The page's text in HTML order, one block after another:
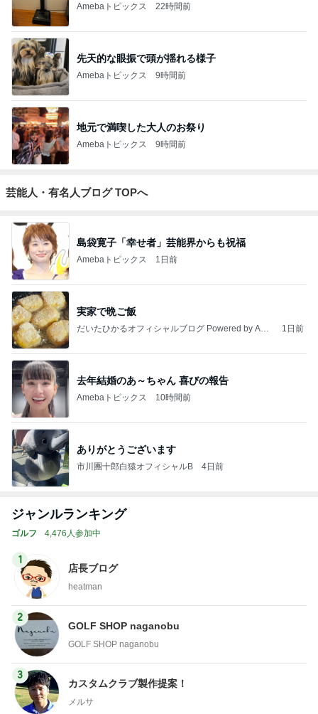
Amebaトピックス 22時間前
先天的な眼振で頭が揺れる様子
Amebaトピックス 9時間前
地元で満喫した大人のお祭り
Amebaトピックス 9時間前
芸能人・有名人ブログ TOPへ
島袋寛子「幸せ者」芸能界からも祝福
Amebaトピックス 1日前
実家で晩ご飯
だいたひかるオフィシャルブログ Powered by Ame
1日前
去年結婚のあ～ちゃん 喜びの報告
Amebaトピックス 10時間前
ありがとうございます
市川團十郎白猿オフィシャルB 4日前
ジャンルランキング
ゴルフ 4,476人参加中
1
店長ブログ
heatman
2
GOLF SHOP naganobu
GOLF SHOP naganobu
3
カスタムクラブ製作提案！
メルサ